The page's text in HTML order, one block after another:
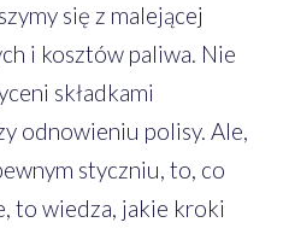
się z malejącej
i kosztów paliwa. Nie
składkami
odnowieniu polisy. Ale,
styczniu, to, co
to wiedza, jakie kroki